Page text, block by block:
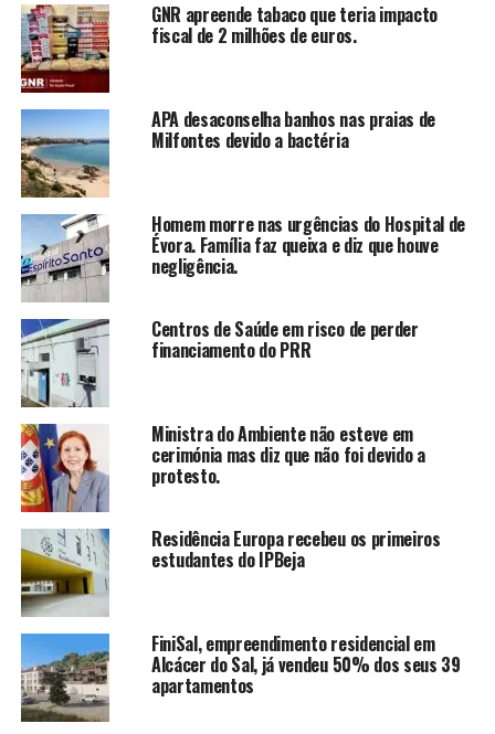
GNR apreende tabaco que teria impacto
fiscal de 2 milhões de euros.
APA desaconselha banhos nas praias de
Milfontes devido a bactéria
Homem morre nas urgências do Hospital de
Évora. Família faz queixa e diz que houve
negligência.
Centros de Saúde em risco de perder
financiamento do PRR
Ministra do Ambiente não esteve em
cerimónia mas diz que não foi devido a
protesto.
Residência Europa recebeu os primeiros
estudantes do IPBeja
FiniSal, empreendimento residencial em
Alcácer do Sal, já vendeu 50% dos seus 39
apartamentos